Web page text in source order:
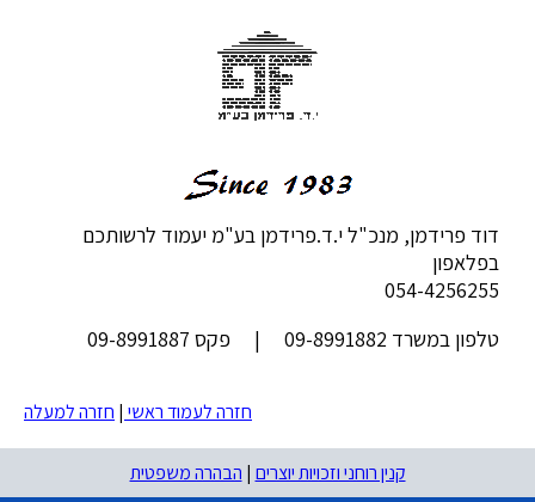
דוד פרידמן, מנכ"ל י.ד.פרידמן בע"מ יעמוד לרשותכם
בפלאפון
054-4256255
טלפון במשרד 09-8991882 | פקס 09-8991887
חזרה לעמוד ראשי | חזרה למעלה
קנין רוחני וזכויות יוצרים | הבהרה משפטית